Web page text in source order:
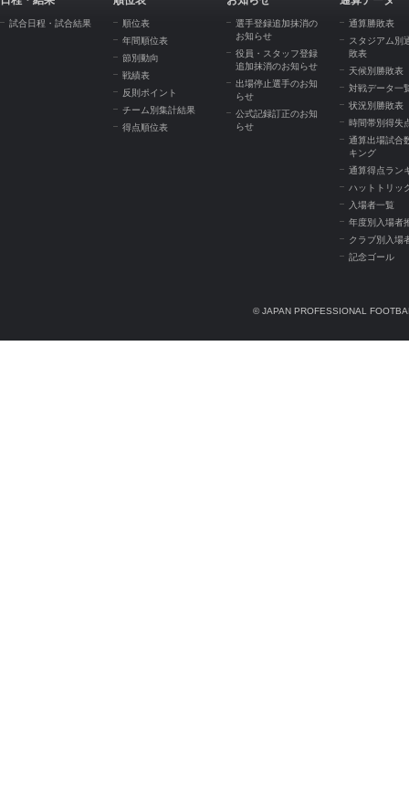
試合日程・試合結果
順位表
年間順位表
節別動向
戦績表
反則ポイント
チーム別集計結果
得点順位表
選手登録追加抹消の
お知らせ
役員・スタッフ登録
追加抹消のお知らせ
出場停止選手のお知
らせ
公式記録訂正のお知
らせ
通算勝敗表
スタジアム別
敗表
天候別勝敗表
対戦データ一
状況別勝敗表
時間帯別得失
通算出場試合
キング
通算得点ラン
ハットトリッ
入場者一覧
年度別入場者
クラブ別入場
記念ゴール
© JAPAN PROFESSIONAL